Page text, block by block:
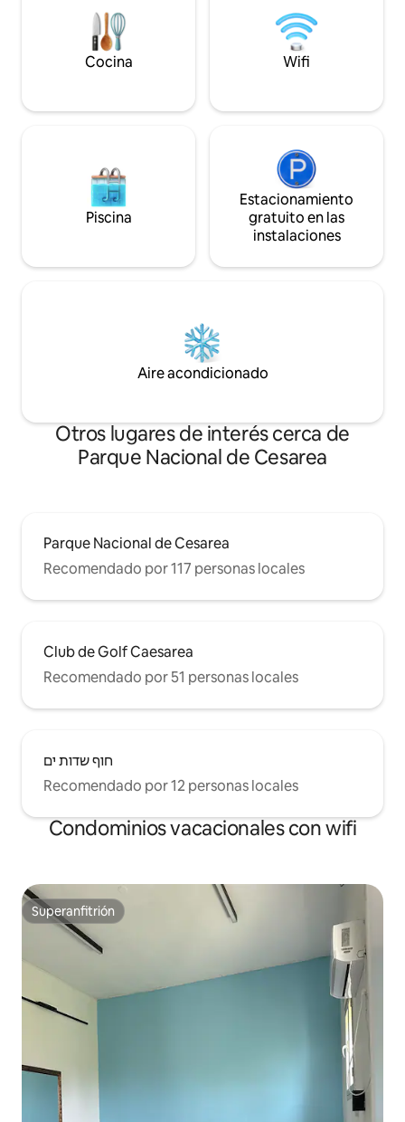
área de pintura para trabajar y mucho
más. A poca distancia a pie hay senderos
para caminar directamente a la
paisaje para tomarlo con calma y
Kziv y las playas del
orgánico y la
también están a
puedes pedir
restaurantes y
Cocina Wifi
Piscina
Estacionamiento
gratuito en las
instalaciones
Aire acondicionado
Otros lugares de interés cerca de
Parque Nacional de Cesarea
Parque Nacional de Cesarea
Recomendado por 117 personas locales
Club de Golf Caesarea
Recomendado por 51 personas locales
חוף שדות ים
Recomendado por 12 personas locales
Condominios vacacionales con wifi
Superanfitrión
Superanfitrión